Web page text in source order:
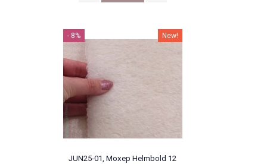
- 8% New!
JUN25-01, Мохер Helmbold 12